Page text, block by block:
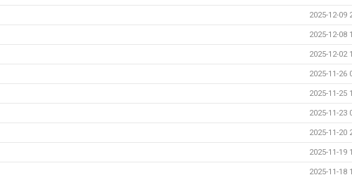
2025-12-09
2025-12-08
2025-12-02
2025-11-26
2025-11-25
2025-11-23
2025-11-20
2025-11-19
2025-11-18